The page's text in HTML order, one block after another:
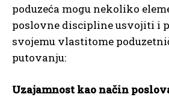
poduzeća mogu nekoliko
poslovne discipline usvojiti i
svojemu vlastitome
putovanju:
Uzajamnost kao način